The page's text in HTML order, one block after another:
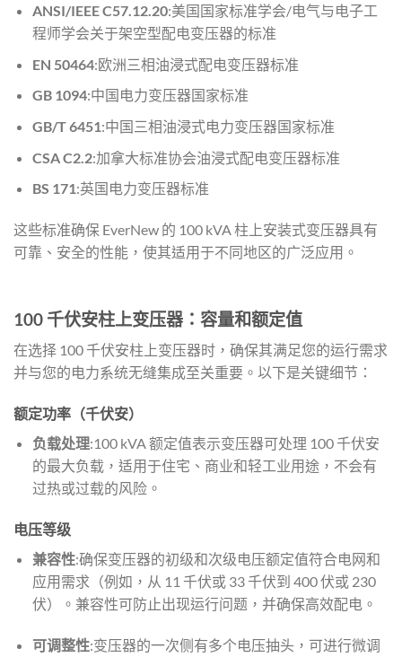
ANSI/IEEE C57.12.20:美国国家标准学会/电气与电子工
程师学会关于架空型配电变压器的标准
EN 50464:欧洲三相油浸式配电变压器标准
GB 1094:中国电力变压器国家标准
GB/T 6451:中国三相油浸式电力变压器国家标准
CSA C2.2:加拿大标准协会油浸式配电变压器标准
BS 171:英国电力变压器标准
这些标准确保 EverNew 的 100 kVA 柱上安装式变压器具有
可靠、安全的性能，使其适用于不同地区的广泛应用。
100 千伏安柱上变压器：容量和额定值
在选择 100 千伏安柱上变压器时，确保其满足您的运行需求
并与您的电力系统无缝集成至关重要。以下是关键细节：
额定功率（千伏安）
负载处理:100 kVA 额定值表示变压器可处理 100 千伏安
的最大负载，适用于住宅、商业和轻工业用途，不会有
过热或过载的风险。
电压等级
兼容性:确保变压器的初级和次级电压额定值符合电网和
应用需求（例如，从 11 千伏或 33 千伏到 400 伏或 230
伏）。兼容性可防止出现运行问题，并确保高效配电。
可调整性:变压器的一次侧有多个电压抽头，可进行微调